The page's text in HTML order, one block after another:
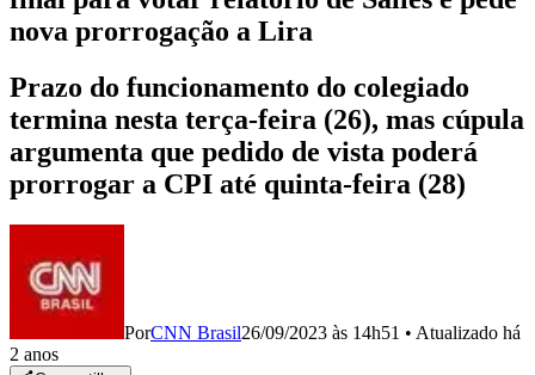
nova prorrogação a Lira
Prazo do funcionamento do colegiado
termina nesta terça-feira (26), mas cúpula
argumenta que pedido de vista poderá
prorrogar a CPI até quinta-feira (28)
PorCNN Brasil26/09/2023 às 14h51 • Atualizado há
2 anos